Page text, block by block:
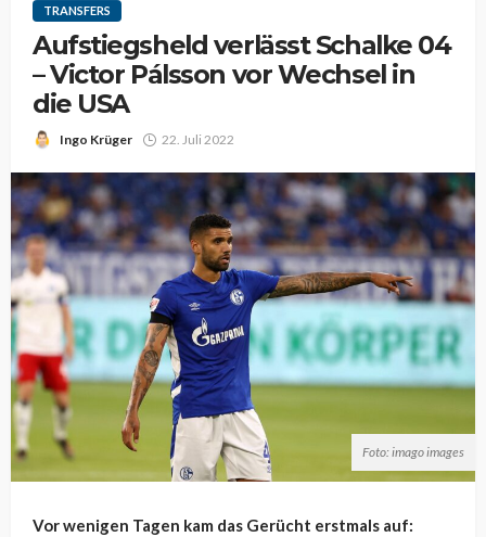
TRANSFERS
Aufstiegsheld verlässt Schalke 04
– Victor Pálsson vor Wechsel in
die USA
Ingo Krüger 22. Juli 2022
Foto: imago images
Vor wenigen Tagen kam das Gerücht erstmals auf: